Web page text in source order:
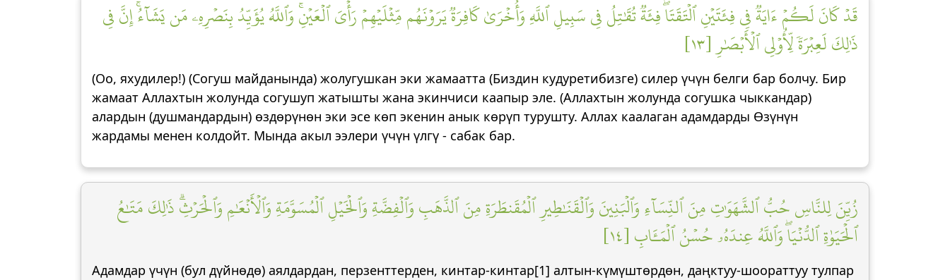
قَدۡ كَانَ لَكُمۡ ءَايَةٞ فِي فِئَتَيۡنِ ٱلۡتَقَتَاۖ فِئَةٞ تُقَٰتِلُ فِي سَبِيلِ ٱللَّهِ وَأُخۡرَىٰ كَافِرَةٞ يَرَوۡنَهُم مِّثۡلَيۡهِمۡ رَأۡيَ ٱلۡعَيۡنِۚ وَٱللَّهُ يُؤَيِّدُ بِنَصۡرِهِۦ مَن يَشَآءُۚ إِنَّ فِي
ذَٰلِكَ لَعِبۡرَةٗ لِّأُوْلِي ٱلۡأَبۡصَٰرِ [١٣]
(Оо, яхудилер!) (Согуш майданында) жолугушкан эки жамаатта (Биздин кудуретибизге) силер үчүн белги бар болчу. Бир
жамаат Аллахтын жолунда согушуп жатышты жана экинчиси каапыр эле. (Аллахтын жолунда согушка чыккандар)
алардын (душмандардын) өздөрүнөн эки эсе көп экенин анык көрүп турушту. Аллах каалаган адамдарды Өзүнүн
жардамы менен колдойт. Мында акыл ээлери үчүн үлгү - сабак бар.
زُيِّنَ لِلنَّاسِ حُبُّ ٱلشَّهَوَٰتِ مِنَ ٱلنِّسَآءِ وَٱلۡبَنِينَ وَٱلۡقَنَٰطِيرِ ٱلۡمُقَنطَرَةِ مِنَ ٱلذَّهَبِ وَٱلۡفِضَّةِ وَٱلۡخَيۡلِ ٱلۡمُسَوَّمَةِ وَٱلۡأَنۡعَٰمِ وَٱلۡحَرۡثِۗ ذَٰلِكَ مَتَٰعُ
ٱلۡحَيَوٰةِ ٱلدُّنۡيَاۖ وَٱللَّهُ عِندَهُۥ حُسۡنُ ٱلۡمَـَٔابِ [١٤]
Адамдар үчүн (бул дүйнөдө) аялдардан, перзенттерден, кинтар-кинтар[1] алтын-күмүштөрдөн, даңктуу-шоораттуу тулпар